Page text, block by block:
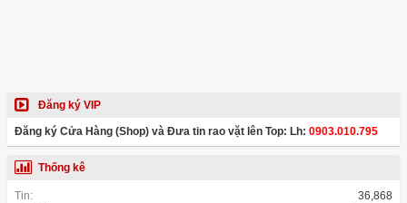
Đăng ký VIP
Đăng ký Cửa Hàng (Shop) và Đưa tin rao vặt lên Top: Lh: 0903.010.795
Thống kê
Tin:
36,868